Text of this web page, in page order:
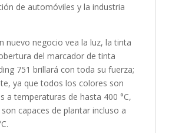
de automóviles y la industria
nuevo negocio vea la luz, la tinta
del marcador de tinta
751 brillará con toda su fuerza;
ya que todos los colores son
a temperaturas de hasta 400 °C,
capaces de plantar incluso a